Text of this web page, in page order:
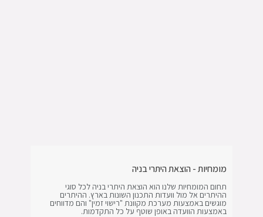
מומחיות - הוצאת היתרי בניה
תחום המומחיות שלנו הוא הוצאת היתרי בניה לכל סוגי
ההיתרים אל מול וועדות התכנון השונות בארץ. ההיתרים
מוגשים באמצעות מערכת מקוונת "רישוי זמין" והם מדווחים
באמצעות הוועדה באופן שוטף על כל התקדמות.